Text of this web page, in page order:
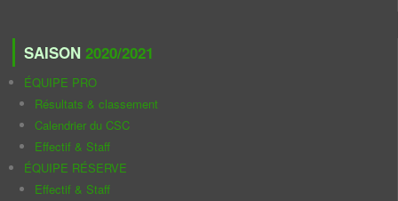
SAISON 2020/2021
ÉQUIPE PRO
Résultats & classement
Calendrier du CSC
Effectif & Staff
ÉQUIPE RÉSERVE
Effectif & Staff